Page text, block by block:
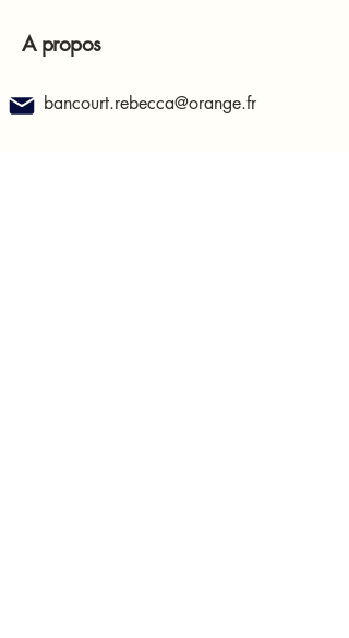
A propos
bancourt.rebecca@orange.fr